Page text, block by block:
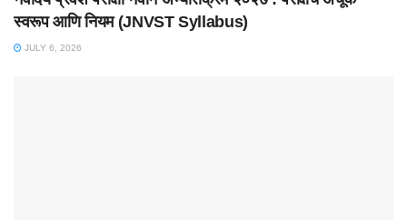
स्वरूप आणि नियम (JNVST Syllabus)
JULY 6, 2026